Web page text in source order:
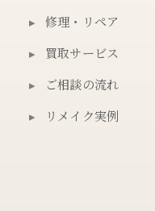
▸
修理・リペア
▸
買取サービス
▸
ご相談の流れ
▸
リメイク実例